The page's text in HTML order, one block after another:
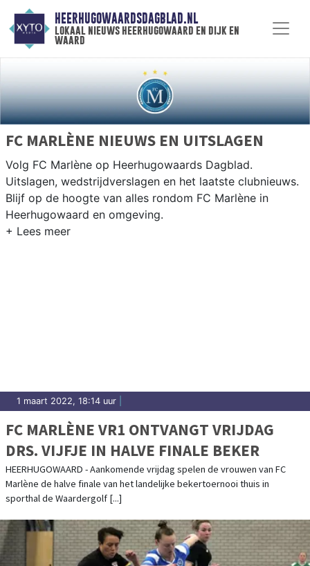
HEERHUGOWAARDSDAGBLAD.NL
lokaal nieuws heerhugowaard en dijk en
waard
FC MARLÈNE NIEUWS EN UITSLAGEN
Volg FC Marlène op Heerhugowaards Dagblad.
Uitslagen, wedstrijdverslagen en het laatste clubnieuws.
Blijf op de hoogte van alles rondom FC Marlène in
Heerhugowaard en omgeving.
1 maart 2022, 18:14 uur
FC MARLÈNE VR1 ONTVANGT VRIJDAG
DRS. VIJFJE IN HALVE FINALE BEKER
HEERHUGOWAARD - Aankomende vrijdag spelen de vrouwen van FC
Marlène de halve finale van het landelijke bekertoernooi thuis in
sporthal de Waardergolf [...]